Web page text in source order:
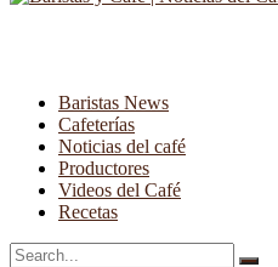
Baristas News
Cafeterías
Noticias del café
Productores
Videos del Café
Recetas